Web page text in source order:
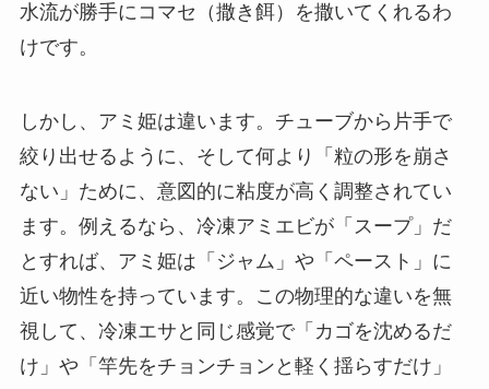
水流が勝手にコマセ（撒き餌）を撒いてくれるわ
けです。
しかし、アミ姫は違います。チューブから片手で
絞り出せるように、そして何より「粒の形を崩さ
ない」ために、意図的に粘度が高く調整されてい
ます。例えるなら、冷凍アミエビが「スープ」だ
とすれば、アミ姫は「ジャム」や「ペースト」に
近い物性を持っています。この物理的な違いを無
視して、冷凍エサと同じ感覚で「カゴを沈めるだ
け」や「竿先をチョンチョンと軽く揺らすだけ」